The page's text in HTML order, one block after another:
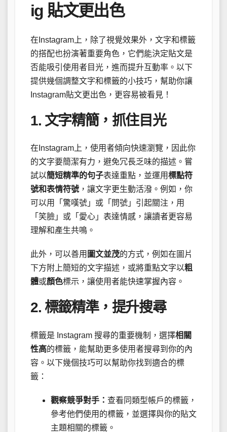
ig 貼文更出色
在Instagram上，除了視覺效果外，文字和標籤
的搭配也扮演著重要角色，它們能決定貼文是
否能吸引使用者目光，進而提升互動率。以下
提供幾個調整文字和標籤的小技巧，幫助你讓
Instagram貼文更出色，更容易被看見！
1. 文字精簡，抓住目光
在Instagram上，使用者傾向快速瀏覽，因此你
的文字要簡潔有力，避免冗長乏味的描述。嘗
試以簡短精準的句子表達重點，並運用標點符
號和表情符號 ，讓文字更生動活潑。例如，你
可以用「驚嘆號」或「問號」引起關注，用
「笑臉」或「愛心」表達情感，讓讀者更容易
理解和產生共鳴。
此外，可以善用 圖文並茂的方式，例如在圖片
下方附上簡短的文字描述，或將重點文字以粗
體或顏色標示，讓使用者能快速掌握內容。
2. 標籤精準，提升搜尋
標籤是 Instagram 搜尋的重要機制，選擇相關
性高的標籤，能幫助更多使用者搜尋到你的內
容。以下幾個技巧可以幫助你找到適合的標
籤：
觀察競爭對手： 查看同類型帳戶的標籤，
參考他們使用的標籤，並選擇與你的貼文
主題相關的標籤。